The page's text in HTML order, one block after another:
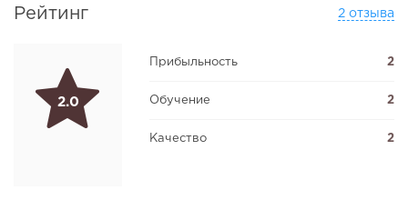
Рейтинг 2 отзыва
2.0
Прибыльность 2
Обучение 2
Качество 2